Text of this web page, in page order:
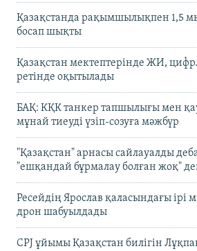
Қазақстанда рақымшылықпен 1,5
босап шықты
Қазақстан мектептерінде ЖИ,
ретінде оқытылады
БАҚ: КҚК танкер тапшылығы мен
мұнай тиеуді үзіп-созуға мәжбүр
"Қазақстан" арнасы сайлауалды
"ешқандай бұрмалау болған жоқ"
Ресейдің Ярослав қаласындағы ірі
дрон шабуылдады
CPJ ұйымы Қазақстан билігін